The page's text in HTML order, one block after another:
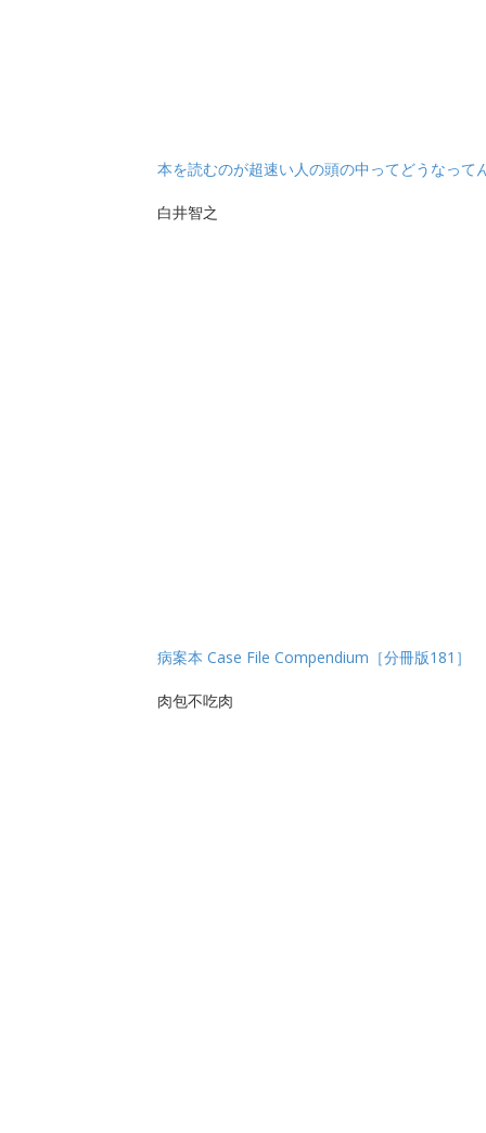
本を読むのが超速い人の頭の中ってどうなって
白井智之
病案本 Case File Compendium［分冊版181］
肉包不吃肉